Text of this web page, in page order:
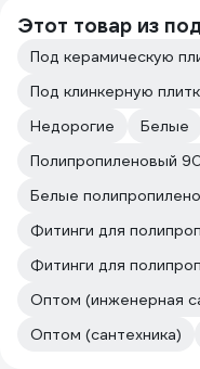
Этот товар из
Под керамическую
Под клинкерную
Недорогие
Белые
Полипропиленовый
Белые
Фитинги для
Фитинги для
Оптом (инженерная
Оптом (сантехника)